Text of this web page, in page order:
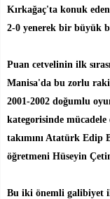
Kırkağaç'ta konuk
2-0 yenerek bir büyük
Puan cetvelinin ilk
Manisa'da bu zorlu
2001-2002 doğumlu
kategorisinde
takımını Atatürk Edip
öğretmeni Hüseyin
Bu iki önemli galibiyet